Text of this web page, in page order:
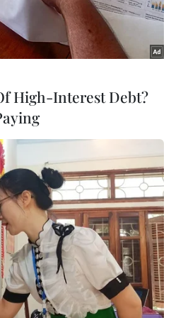
ở thủ đô Madrid. (Nguồn:
Reuters)
Ban Nha thông báo bắt
tình nghi đe dọa đánh
High-Interest Debt?